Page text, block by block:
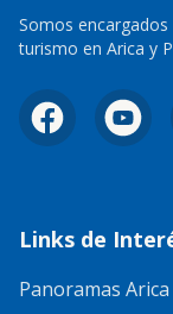
Somos
turismo en Arica y
Facebook
Links de
Panoramas Arica